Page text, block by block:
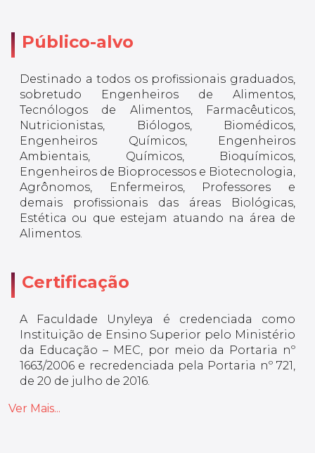
Público-alvo
Destinado a todos os profissionais graduados,
sobretudo Engenheiros de Alimentos,
Tecnólogos de Alimentos, Farmacêuticos,
Nutricionistas, Biólogos, Biomédicos,
Engenheiros Químicos, Engenheiros
Ambientais, Químicos, Bioquímicos,
Engenheiros de Bioprocessos e Biotecnologia,
Agrônomos, Enfermeiros, Professores e
demais profissionais das áreas Biológicas,
Estética ou que estejam atuando na área de
Alimentos.
Certificação
A Faculdade Unyleya é credenciada como
Instituição de Ensino Superior pelo Ministério
da Educação – MEC, por meio da Portaria nº
1663/2006 e recredenciada pela Portaria nº 721,
de 20 de julho de 2016.
Ver Mais...